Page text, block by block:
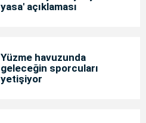
yasa' açıklaması
Yüzme havuzunda
geleceğin sporcuları
yetişiyor